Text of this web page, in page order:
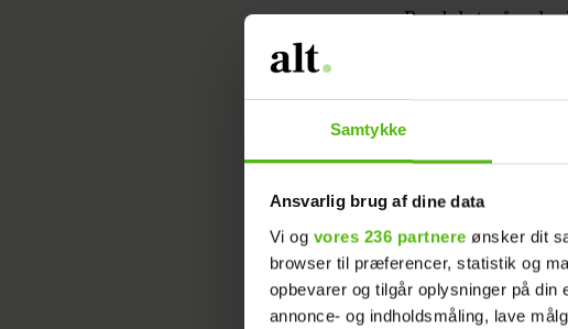
Samtykke
Ansvarlig brug af dine data
Vi og vores 236 partnere ønsker dit
browser til præferencer, statistik og
opbevarer og tilgår oplysninger på din
annonce- og indholdsmåling, lave
Bank let på
Fordel fyldet på
kalkunbacon